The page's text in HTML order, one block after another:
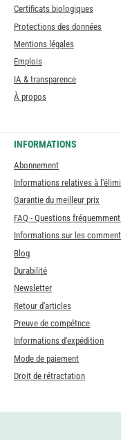
Certificats biologiques
Protections des données
Mentions légales
Emplois
IA & transparence
À propos
INFORMATIONS
Abonnement
Informations relatives à
Garantie du meilleur prix
FAQ - Questions
Informations sur les
Blog
Durabilité
Newsletter
Retour d'articles
Preuve de compétnce
Informations d'expédition
Mode de paiement
Droit de rétractation